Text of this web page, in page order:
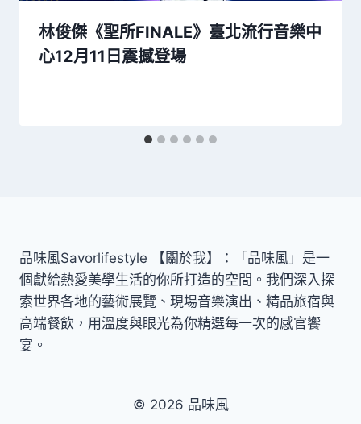
林俊傑《聖所FINALE》臺北流行音樂中
心12月11日震撼登場
品味風Savorlifestyle 【關於我】：「品味風」是一
個獻給熱愛美學生活的你所打造的空間。我們深入探
索世界各地的藝術展覽、現場音樂演出、精品旅宿與
高端餐飲，用溫度與眼光為你精選每一次的感官饗
宴。
© 2026 品味風